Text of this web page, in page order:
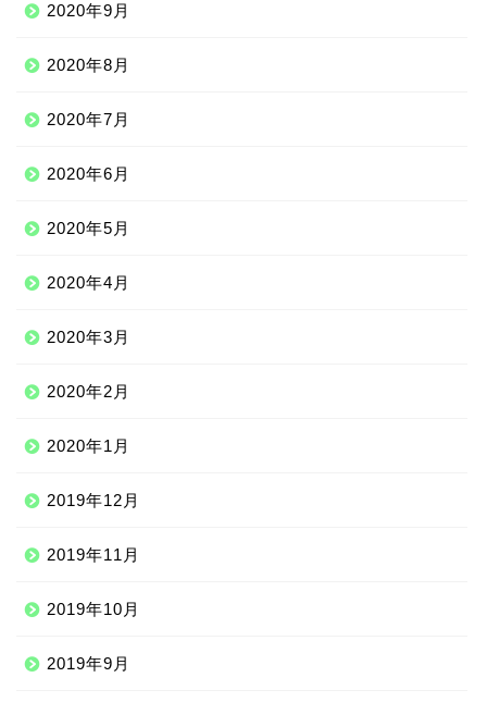
2020年9月
2020年8月
2020年7月
2020年6月
2020年5月
2020年4月
2020年3月
2020年2月
2020年1月
2019年12月
2019年11月
2019年10月
2019年9月